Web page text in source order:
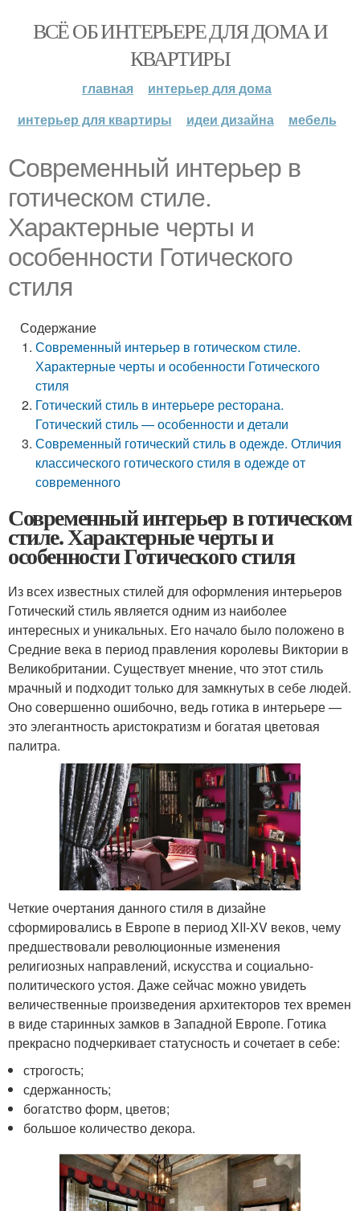
ВСЁ ОБ ИНТЕРЬЕРЕ ДЛЯ ДОМА И
КВАРТИРЫ
главная
интерьер для дома
интерьер для квартиры
идеи дизайна мебель
Современный интерьер в
готическом стиле.
Характерные черты и
особенности Готического
стиля
Содержание
Современный интерьер в готическом стиле.
Характерные черты и особенности Готического
стиля
Готический стиль в интерьере ресторана.
Готический стиль — особенности и детали
Современный готический стиль в одежде. Отличия
классического готического стиля в одежде от
современного
Современный интерьер в готическом
стиле. Характерные черты и
особенности Готического стиля
Из всех известных стилей для оформления интерьеров
Готический стиль является одним из наиболее
интересных и уникальных. Его начало было положено в
Средние века в период правления королевы Виктории в
Великобритании. Существует мнение, что этот стиль
мрачный и подходит только для замкнутых в себе людей.
Оно совершенно ошибочно, ведь готика в интерьере —
это элегантность аристократизм и богатая цветовая
палитра.
Четкие очертания данного стиля в дизайне
сформировались в Европе в период XII-XV веков, чему
предшествовали революционные изменения
религиозных направлений, искусства и социально-
политического устоя. Даже сейчас можно увидеть
величественные произведения архитекторов тех времен
в виде старинных замков в Западной Европе. Готика
прекрасно подчеркивает статусность и сочетает в себе:
строгость;
сдержанность;
богатство форм, цветов;
большое количество декора.